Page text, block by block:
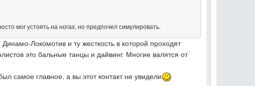
мог устоять на ногах, но предпочел симулировать.
Локомотив и ту жесткость в которой проходят
это бальные танцы и дайвинг. Многие валятся от
самое главное, а вы этот контакт не увидели